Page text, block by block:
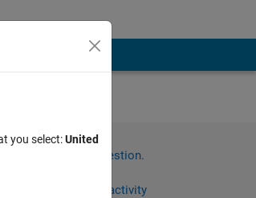
in to answer this question.
Sign in to follow activity
you select:United